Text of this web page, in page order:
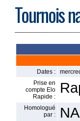
Tournois
Dates :
Prise en
compte Elo
Rapide :
Homologué
par :